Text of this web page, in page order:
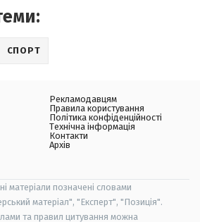
СПОРТ
Рекламодавцям
Правила користування
Політика конфіденційності
Технічна інформація
Контакти
Архів
матеріали позначені словами
матеріал", "Експерт", "Позиція".
та правил цитування можна